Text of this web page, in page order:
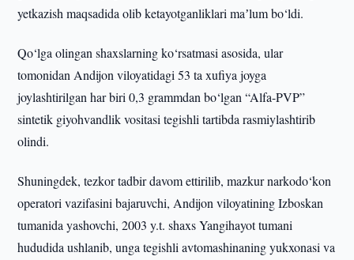
yetkazish maqsadida olib ketayotganliklari maʼlum bo‘ldi.
Qo‘lga olingan shaxslarning ko‘rsatmasi asosida, ular
tomonidan Andijon viloyatidagi 53 ta xufiya joyga
joylashtirilgan har biri 0,3 grammdan bo‘lgan “Alfa-PVP”
sintetik giyohvandlik vositasi tegishli tartibda rasmiylashtirib
olindi.
Shuningdek, tezkor tadbir davom ettirilib, mazkur narkodo‘kon
operatori vazifasini bajaruvchi, Andijon viloyatining Izboskan
tumanida yashovchi, 2003 y.t. shaxs Yangihayot tumani
hududida ushlanib, unga tegishli avtomashinaning yukxonasi va